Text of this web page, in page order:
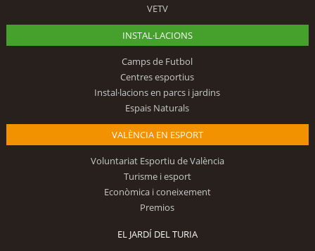
VETV
INSTAL·LACIONS
Camps de Futbol
Centres esportius
Instal·lacions en parcs i jardins
Espais Naturals
VALÈNCIA EN ESPORT
Voluntariat Esportiu de València
Turisme i esport
Econòmica i coneixement
Premios
EL JARDÍ DEL TURIA